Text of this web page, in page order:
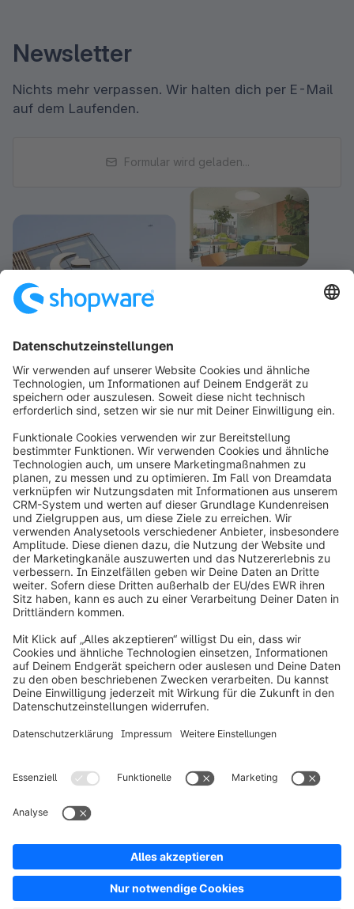
Newsletter
Nichts mehr verpassen. Wir halten dich per E-Mail
auf dem Laufenden.
Formular wird geladen...
info@shopware.com
Produkt
Lösungen
Partner
Entwickler
Ressourcen